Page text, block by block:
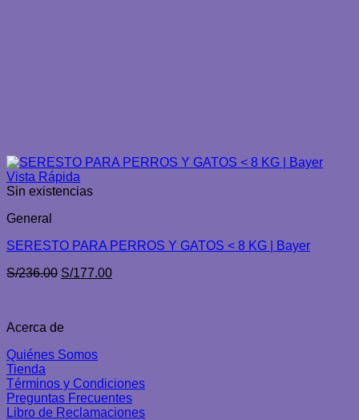
Vista Rápida
Sin existencias
General
SERESTO PARA PERROS Y GATOS < 8 KG | Bayer
S/236.00 El
S/236.00.
S/177.00El
Acerca de
Quiénes Somos
Tienda
Términos y Condiciones
Preguntas Frecuentes
Libro de Reclamaciones